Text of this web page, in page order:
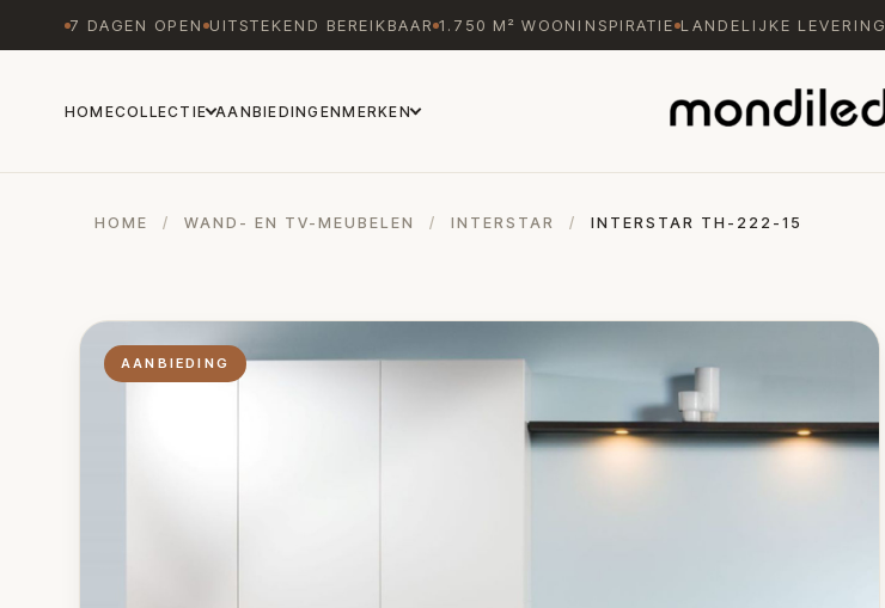
7 DAGEN OPEN UITSTEKEND BEREIKBAAR 1.750 M² WOONINSPIRATIE LANDELIJKE LEVERING
HOMECOLLECTIE AANBIEDINGENMERKEN
HOME / WAND- EN TV-MEUBELEN / INTERSTAR / INTERSTAR TH-222-15
AANBIEDING